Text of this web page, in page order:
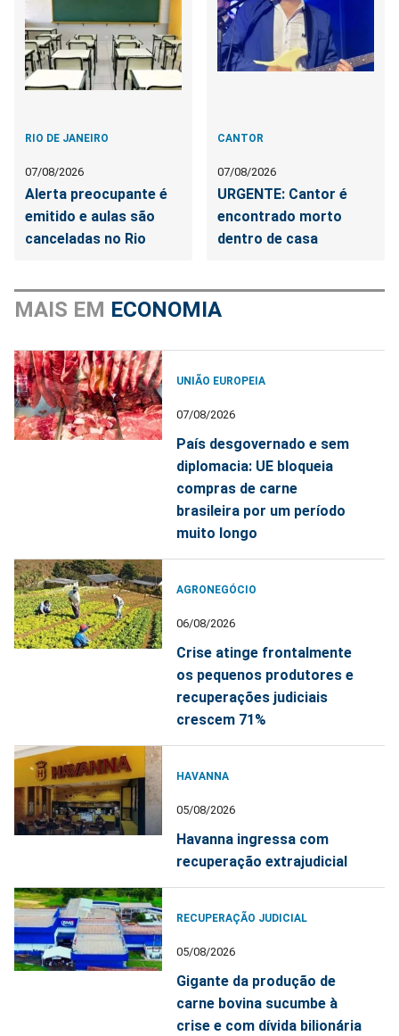
RIO DE JANEIRO
07/08/2026
Alerta preocupante é
emitido e aulas são
canceladas no Rio
CANTOR
07/08/2026
URGENTE: Cantor é
encontrado morto
dentro de casa
MAIS EM ECONOMIA
UNIÃO EUROPEIA
07/08/2026
País desgovernado e sem
diplomacia: UE bloqueia
compras de carne
brasileira por um período
muito longo
AGRONEGÓCIO
06/08/2026
Crise atinge frontalmente
os pequenos produtores e
recuperações judiciais
crescem 71%
HAVANNA
05/08/2026
Havanna ingressa com
recuperação extrajudicial
RECUPERAÇÃO JUDICIAL
05/08/2026
Gigante da produção de
carne bovina sucumbe à
crise e com dívida bilionária